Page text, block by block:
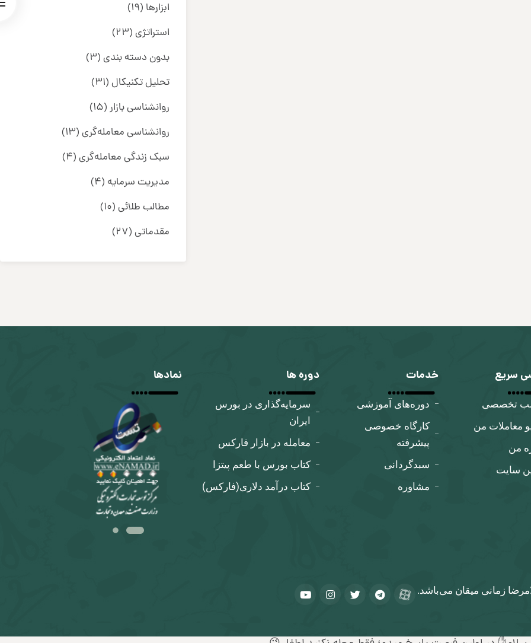
ابزارها (19)
استراتژی (23)
بدون دسته بندی (3)
تحلیل تکنیکال (31)
روانشناسی بازار(15)
روانشناسی معامله‌گری (13)
سبک زندگی معامله‌گری (4)
مدیریت سرمایه (4)
مطالب طلائی (10)
مقدماتی (27)
سریع
تخصصی
معاملات من
من
سایت
خدمات
دوره‌های آموزشی
کارگاه‌ خصوصی
پیشرفته
سبدگردانی
مشاوره
دوره ها
سرمایه‌گذاری در بورس
ایران
معامله در بازار فارکس
کتاب بورس با طعم پیتزا
کتاب درآمد دلاری‌(فارکس)
نمادها
زمانی میقان می‌باشد.